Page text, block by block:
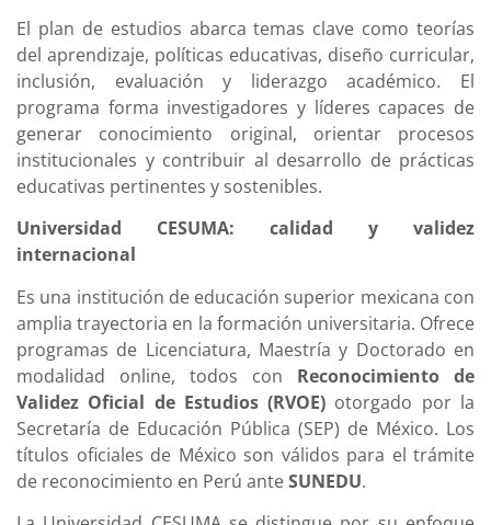
El plan de estudios abarca temas clave como teorías
del aprendizaje, políticas educativas, diseño curricular,
inclusión, evaluación y liderazgo académico. El
programa forma investigadores y líderes capaces de
generar conocimiento original, orientar procesos
institucionales y contribuir al desarrollo de prácticas
educativas pertinentes y sostenibles.
Universidad CESUMA: calidad y validez
internacional
Es una institución de educación superior mexicana con
amplia trayectoria en la formación universitaria. Ofrece
programas de Licenciatura, Maestría y Doctorado en
modalidad online, todos con Reconocimiento de
Validez Oficial de Estudios (RVOE) otorgado por la
Secretaría de Educación Pública (SEP) de México. Los
títulos oficiales de México son válidos para el trámite
de reconocimiento en Perú anteSUNEDU.